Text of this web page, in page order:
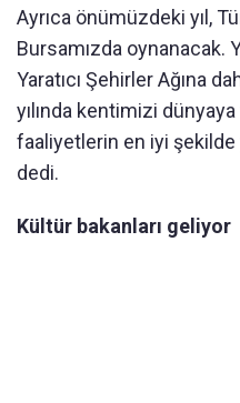
Ayrıca önümüzdeki yıl,
Bursamızda oynanacak.
Yaratıcı Şehirler Ağına
yılında kentimizi dünyaya
faaliyetlerin en iyi şekilde
dedi.
Kültür bakanları geliyor